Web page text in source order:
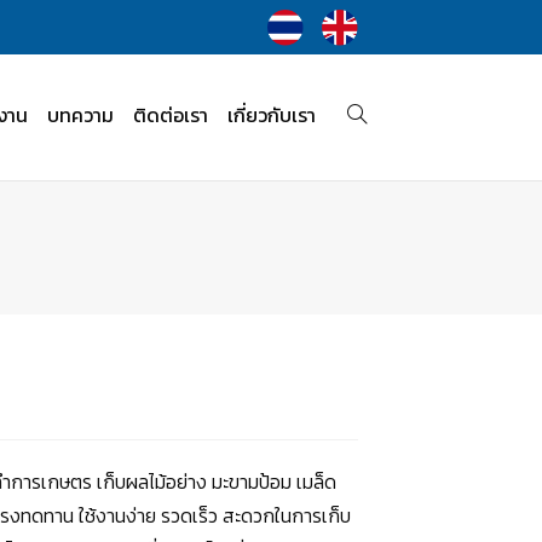
าน บทความ ติดต่อเรา เกี่ยวกับเรา
การเกษตร เก็บผลไม้อย่าง มะขามป้อม เมล็ด
ทดทาน ใช้งานง่าย รวดเร็ว สะดวกในการเก็บ